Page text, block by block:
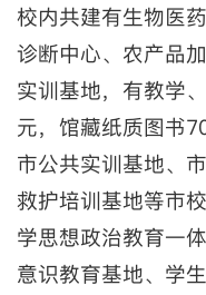
校内共建有生物医
诊断中心、农产品
实训基地，有教学
元，馆藏纸质图书
市公共实训基地、
救护培训基地等市
学思想政治教育一
意识教育基地、学